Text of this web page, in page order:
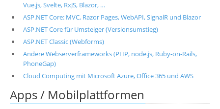
Vue.js, Svelte, RxJS, Blazor, …
ASP.NET Core: MVC, Razor Pages, WebAPI, SignalR und Blazor
ASP.NET Core für Umsteiger (Versionsumstieg)
ASP.NET Classic (Webforms)
Andere Webserverframeworks (PHP, node.js, Ruby-on-Rails,
PhoneGap)
Cloud Computing mit Microsoft Azure, Office 365 und AWS
Apps / Mobilplattformen